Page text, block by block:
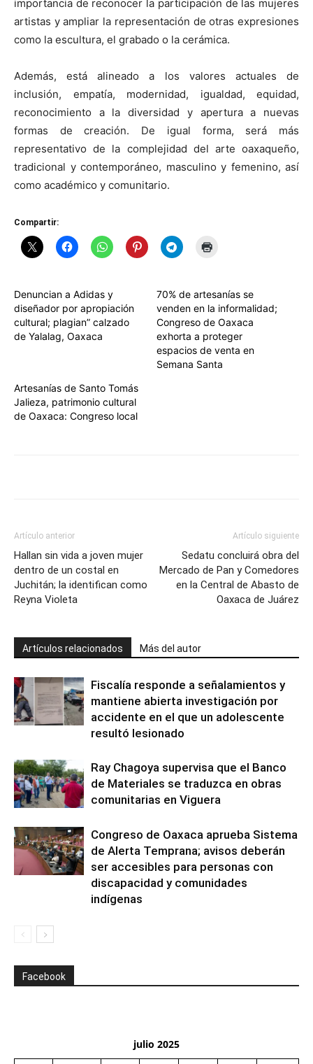
importancia de reconocer la participación de las mujeres
artistas y ampliar la representación de otras expresiones
como la escultura, el grabado o la cerámica.
Además, está alineado a los valores actuales de
inclusión, empatía, modernidad, igualdad, equidad,
reconocimiento a la diversidad y apertura a nuevas
formas de creación. De igual forma, será más
representativo de la complejidad del arte oaxaqueño,
tradicional y contemporáneo, masculino y femenino, así
como académico y comunitario.
Compartir:
Denuncian a Adidas y
diseñador por apropiación
cultural; plagian” calzado
de Yalalag, Oaxaca
70% de artesanías se
venden en la informalidad;
Congreso de Oaxaca
exhorta a proteger
espacios de venta en
Semana Santa
Artesanías de Santo Tomás
Jalieza, patrimonio cultural
de Oaxaca: Congreso local
Artículo anterior
Hallan sin vida a joven mujer
dentro de un costal en
Juchitán; la identifican como
Reyna Violeta
Artículo siguiente
Sedatu concluirá obra del
Mercado de Pan y Comedores
en la Central de Abasto de
Oaxaca de Juárez
Artículos relacionados Más del autor
Fiscalía responde a señalamientos y
mantiene abierta investigación por
accidente en el que un adolescente
resultó lesionado
Ray Chagoya supervisa que el Banco
de Materiales se traduzca en obras
comunitarias en Viguera
Congreso de Oaxaca aprueba Sistema
de Alerta Temprana; avisos deberán
ser accesibles para personas con
discapacidad y comunidades
indígenas
Facebook
julio 2025